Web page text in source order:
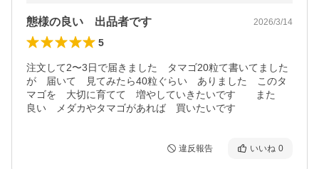
態様の良い 出品者です 2026/3/14
5
注文して2〜3日で届きました　タマゴ20粒て書いてました
が　届いて　見てみたら40粒ぐらい　ありました　このタ
マゴを　大切に育てて　増やしていきたいです　　また
良い　メダカやタマゴがあれば　買いたいです
違反報告 いいね 0